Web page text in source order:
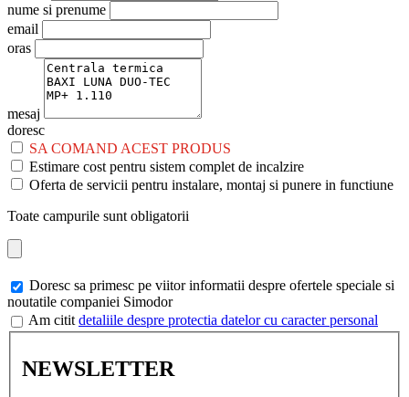
nume si prenume
email
oras
mesaj
doresc
SA COMAND ACEST PRODUS
Estimare cost pentru sistem complet de incalzire
Oferta de servicii pentru instalare, montaj si punere in functiune
Toate campurile sunt obligatorii
Doresc sa primesc pe viitor informatii despre ofertele speciale si
noutatile companiei Simodor
Am cititdetaliile despre protectia datelor cu caracter personal
NEWSLETTER